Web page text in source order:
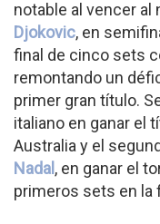
notable al vencer al
Djokovic, en
final de cinco sets
remontando un
primer gran título.
italiano en ganar el
Australia y el
Nadal , en ganar el
primeros sets en la